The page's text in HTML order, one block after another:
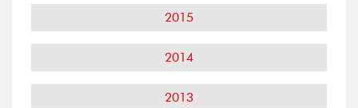
2015
2014
2013